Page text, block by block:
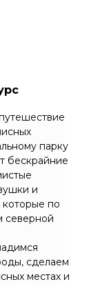
парку
бескрайние
и
по
северной
сделаем
местах и